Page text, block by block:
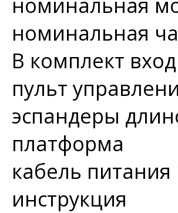
номинальная
В комплект
пульт
эспандеры
платформа
кабель питания
инструкция